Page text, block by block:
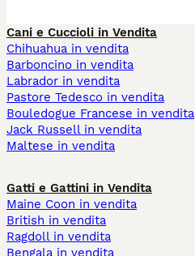
Cani e Cuccioli in Vendita
Chihuahua in vendita
Barboncino in vendita
Labrador in vendita
Pastore Tedesco in vendita
Bouledogue Francese in vendita
Jack Russell in vendita
Maltese in vendita
Gatti e Gattini in Vendita
Maine Coon in vendita
British in vendita
Ragdoll in vendita
Bengala in vendita